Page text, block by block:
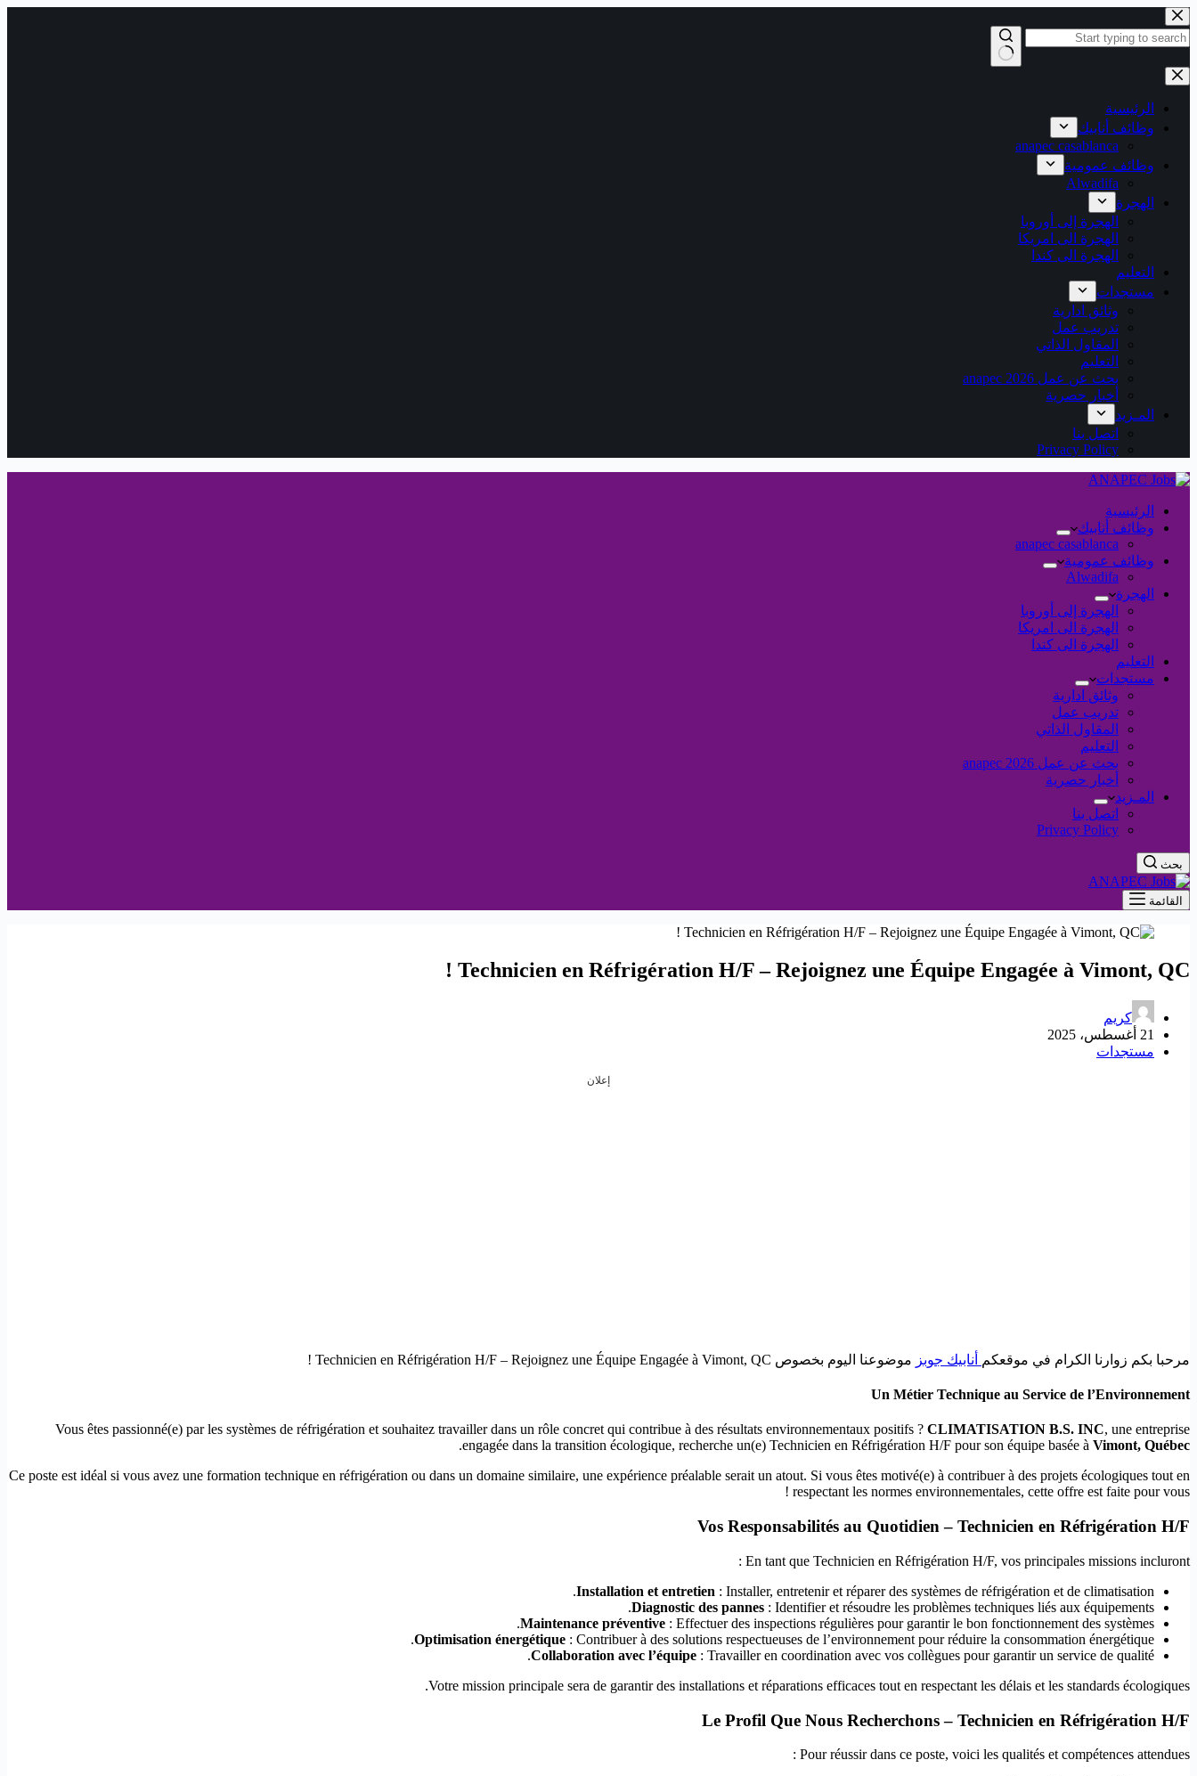
التجاوز
إلى
المحتوى
نتائج
الرئيسية
وظائف أنابيك
anapec casablanca
وظائف عمومية
Alwadifa
الهجرة
الهجرة إلى أوروبا
الهجرة الى امريكا
الهجرة الى كندا
التعليم
مستجدات
وثائق ادارية
تدريب عمل
المقاول الذاتي
التعليم
بحث عن عمل 2026 anapec
أخبار حصرية
المـزيد
اتصل بنا
Privacy Policy
الرئيسية
وظائف أنابيك
anapec casablanca
وظائف عمومية
Alwadifa
الهجرة
الهجرة إلى أوروبا
الهجرة الى امريكا
الهجرة الى كندا
التعليم
مستجدات
وثائق ادارية
تدريب عمل
المقاول الذاتي
التعليم
بحث عن عمل 2026 anapec
أخبار حصرية
المـزيد
اتصل بنا
Privacy Policy
بحث
القائمة
Technicien en Réfrigération H/F – Rejoignez une Équipe Engagée à Vimont, QC !
كريم
21 أغسطس، 2025
مستجدات
إعلان
مرحبا بكم زوارنا الكرام في موقعكم أنابيك جوبز موضوعنا اليوم بخصوص Technicien en Réfrigération H/F – Rejoignez une Équipe Engagée à Vimont, QC !
Un Métier Technique au Service de l’Environnement
Vous êtes passionné(e) par les systèmes de réfrigération et souhaitez travailler dans un rôle concret qui contribue à des résultats environnementaux positifs ? CLIMATISATION B.S. INC, une entreprise
engagée dans la transition écologique, recherche un(e) Technicien en Réfrigération H/F pour son équipe basée à Vimont, Québec
.
Ce poste est idéal si vous avez une formation technique en réfrigération ou dans un domaine similaire, une expérience préalable serait un atout. Si vous êtes motivé(e) à contribuer à des projets écologiques tout en
respectant les normes environnementales, cette offre est faite pour vous !
Vos Responsabilités au Quotidien – Technicien en Réfrigération H/F
En tant que Technicien en Réfrigération H/F, vos principales missions incluront :
Installation et entretien : Installer, entretenir et réparer des systèmes de réfrigération et de climatisation.
Diagnostic des pannes : Identifier et résoudre les problèmes techniques liés aux équipements.
Maintenance préventive : Effectuer des inspections régulières pour garantir le bon fonctionnement des systèmes.
Optimisation énergétique : Contribuer à des solutions respectueuses de l’environnement pour réduire la consommation énergétique.
Collaboration avec l’équipe : Travailler en coordination avec vos collègues pour garantir un service de qualité.
Votre mission principale sera de garantir des installations et réparations efficaces tout en respectant les délais et les standards écologiques.
Le Profil Que Nous Recherchons – Technicien en Réfrigération H/F
Pour réussir dans ce poste, voici les qualités et compétences attendues :